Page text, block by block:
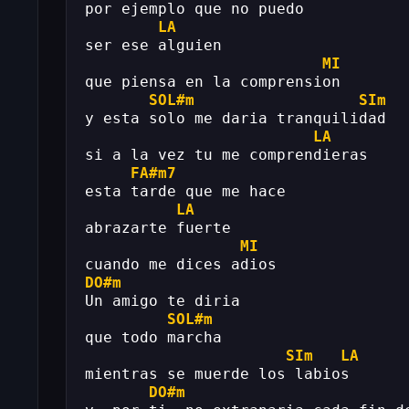
por ejemplo que no puedo
LA
ser ese alguien
MI
que piensa en la comprension
SOL#m
SIm
y esta solo me daria tranquilidad
LA
si a la vez tu me comprendieras
FA#m7
esta tarde que me hace
LA
abrazarte fuerte
MI
cuando me dices adios
DO#m
Un amigo te diria
SOL#m
que todo marcha
SIm
LA
mientras se muerde los labios
DO#m